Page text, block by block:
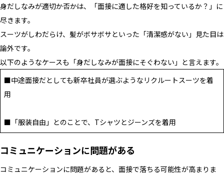
身だしなみが適切か否かは、「面接に適した格好を知っているか？」に
尽きます。
スーツがしわだらけ、髪がボサボサといった「清潔感がない」見た目は
論外です。
以下のようなケースも「身だしなみが面接にそぐわない」と言えます。
■中途面接だとしても新卒社員が選ぶようなリクルートスーツを着
用
■「服装自由」とのことで、Tシャツとジーンズを着用
コミュニケーションに問題がある
コミュニケーションに問題があると、面接で落ちる可能性が高まりま